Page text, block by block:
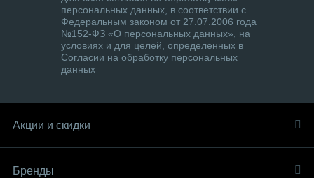
персональных данных, в соответствии с
Федеральным законом от 27.07.2006 года
№152-ФЗ «О персональных данных», на
условиях и для целей, определенных в
Согласии на обработку персональных
данных
Акции и скидки
Бренды